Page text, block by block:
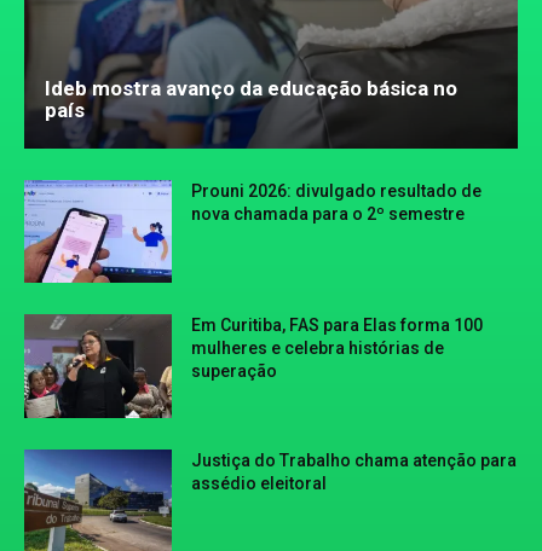
Ideb mostra avanço da educação básica no
país
Prouni 2026: divulgado resultado de
nova chamada para o 2º semestre
Em Curitiba, FAS para Elas forma 100
mulheres e celebra histórias de
superação
Justiça do Trabalho chama atenção para
assédio eleitoral